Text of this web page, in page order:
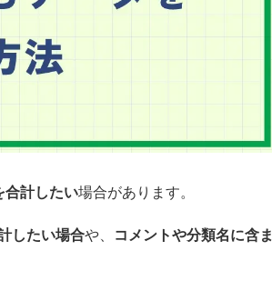
合計したい場合があります。
したい場合や、 コメントや分類名に含ま